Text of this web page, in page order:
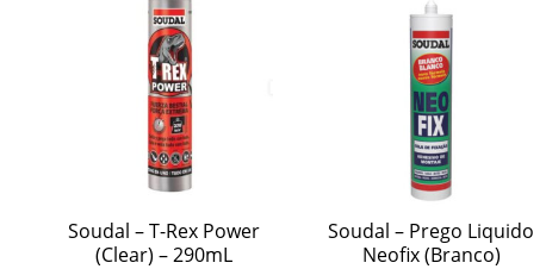
Soudal – T-Rex Power
(Clear) – 290mL
Soudal – Prego Liquido
Neofix (Branco)